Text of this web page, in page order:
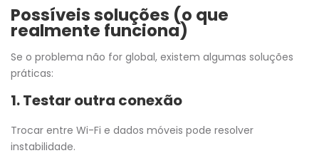
Possíveis soluções (o que
realmente funciona)
Se o problema não for global, existem algumas soluções
práticas:
1. Testar outra conexão
Trocar entre Wi-Fi e dados móveis pode resolver
instabilidade.